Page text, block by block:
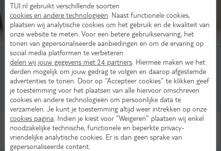
Beoordeling van 1 TUI-gasten
2-persoonskamer, Classic, 2-2 pers
2-persoonskamer, Juniorsuite, 2-2 pers
3-persoonskamer, Juniorsuite, 3-3 pers
Alle Kamers
TUI.nl gebruikt verschillende soorten
cookies en andere technologieën . Naast functionele cookies,
plaatsen wij analytische cookies om het gebruik en de kwaliteit van
onze website te meten. Voor een betere gebruikservaring, het
tonen van gepersonaliseerde aanbiedingen en om de ervaring op
social media platformen te verbeteren
delen wij jouw gegevens met 24 partners . Hiermee maken we het
derden mogelijk om jouw gedrag te volgen en daarop afgestemde
advertenties te tonen. Door op “Accepteer cookies” te klikken geef
je toestemming voor het plaatsen van alle hiervoor omschreven
cookies en andere technologieën om persoonlijke data te
verzamelen. Je kunt je toestemming altijd weer intrekken op onze
cookies pagina . Indien je kiest voor “Weigeren” plaatsen wij enkel
noodzakelijke technische, functionele en beperkte privacy-
vriendelijke analytische cookies. Er is dan geen sprake van
gepersonaliseerde content.